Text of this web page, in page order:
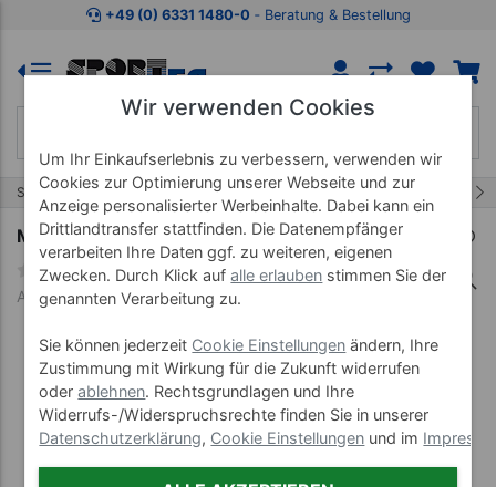
Zum Kaufbereich springen Zur Produktbeschreibung
+49 (0) 6331 1480-0 ‐ Beratung & Bestellung
Start Bewegungstrainer Arm- und Beintrainer
Moves Cycle Bewegungstrainer
Art-Nr. 22333
Wir verwenden Cookies
Um Ihr Einkaufserlebnis zu verbessern, verwenden wir
Cookies zur Optimierung unserer Webseite und zur
Anzeige personalisierter Werbeinhalte. Dabei kann ein
Drittlandtransfer stattfinden. Die Datenempfänger
verarbeiten Ihre Daten ggf. zu weiteren, eigenen
Zwecken. Durch Klick aufalle erlauben stimmen Sie der
genannten Verarbeitung zu.
Sie können jederzeit Cookie Einstellungen ändern, Ihre
Zustimmung mit Wirkung für die Zukunft widerrufen
oderablehnen. Rechtsgrundlagen und Ihre
Widerrufs-/Widerspruchsrechte finden Sie in unserer
Datenschutzerklärung, Cookie Einstellungen und im